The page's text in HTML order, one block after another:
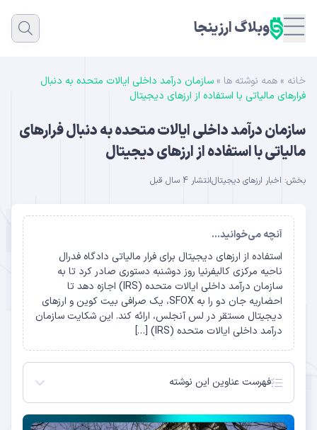
وبلاگ ارزینجا
خانه » همه نوشته ها » سازمان درآمد داخلی ایالات متحده به دنبال
فرارهای مالیاتی با استفاده از ارزهای دیجیتال
سازمان درآمد داخلی ایالات متحده به دنبال فرارهای
مالیاتی با استفاده از ارزهای دیجیتال
بخش: اخبار ارزهای دیجیتالانتشار 4 سال قبل
آنچه می‌خوانید...
استفاده از ارزهای دیجیتال برای فرار مالیاتی دادگاه فدرال
ناحیه مرکزی کالیفرنیا روز دوشنبه دستوری صادر کرد تا به
سازمان درآمد داخلی ایالات متحده (IRS) اجازه دهد تا
احضاریه جان دو را به SFOX، یک صرافی بیت کوین و ارزهای
دیجیتال مستقر در لس آنجلس، ارائه کند. این شکایت سازمان
درآمد داخلی ایالات متحده (IRS) […]
فهرست عناوین این نوشته
اطلاعات بیشتر بلومبرگ